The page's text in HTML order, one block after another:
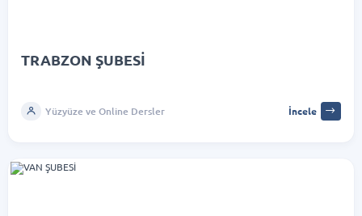
TRABZON ŞUBESİ
Yüzyüze ve Online Dersler İncele